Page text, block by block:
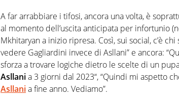
A far arrabbiare i tifosi, ancora una volta, è
al momento dell’uscita anticipata per infortunio
Mkhitaryan a inizio ripresa. Così, sui social, c’è chi
vedere Gagliardini invece di Asllani” e ancora: “
sforza a trovare logiche dietro le scelte di un
Asllania 3 giorni dal 2023“, “Quindi mi aspetto
Asllania fine anno. Vediamo”.